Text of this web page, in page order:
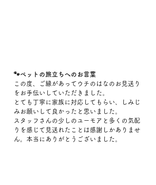
🐾ペットの旅立ちへのお言葉
この度、ご縁があってウチのはなのお見送り
をお手伝いしていただきました。
とても丁寧に家族に対応してもらい、しみじ
みお願いして良かったと思いました。
スタッフさんの少しのユーモアと多くの気配
りを感じて見送れたことは感謝しかありませ
ん。本当にありがとうございました。